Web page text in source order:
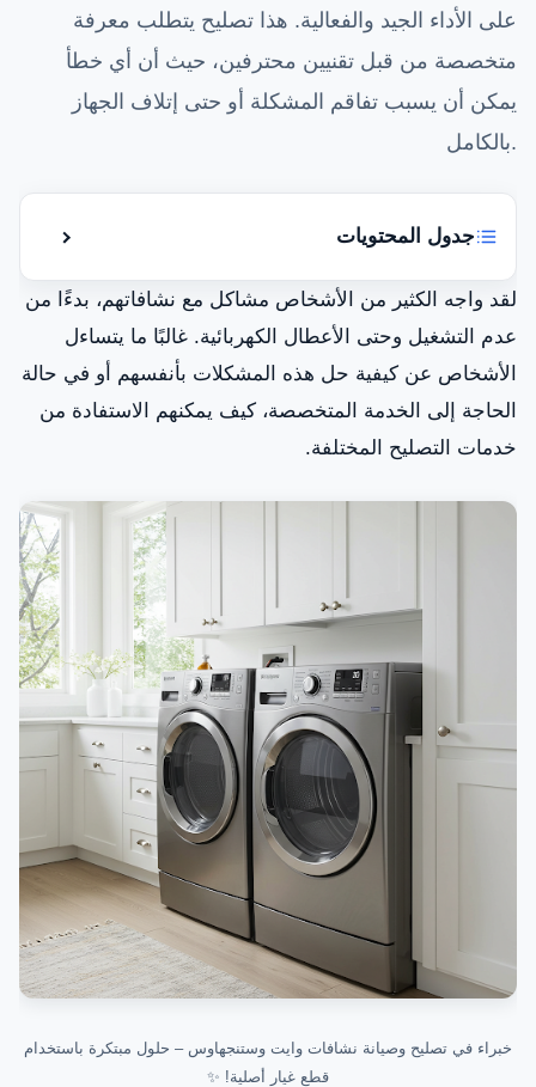
على الأداء الجيد والفعالية. هذا تصليح يتطلب معرفة
متخصصة من قبل تقنيين محترفين، حيث أن أي خطأ
يمكن أن يسبب تفاقم المشكلة أو حتى إتلاف الجهاز
بالكامل.
جدول المحتويات إظهار أو
أسباب اعطال وايت وستنجهاوس نشافات
خطوات تصليح نشافات وايت وستنجهاوس
كيفية الحفاظ على نشافتك بشكل صحيح
الختام
لقد واجه الكثير من الأشخاص مشاكل مع نشافاتهم، بدءًا من
عدم التشغيل وحتى الأعطال الكهربائية. غالبًا ما يتساءل
الأشخاص عن كيفية حل هذه المشكلات بأنفسهم أو في حالة
الحاجة إلى الخدمة المتخصصة، كيف يمكنهم الاستفادة من
خدمات التصليح المختلفة.
خبراء في تصليح وصيانة نشافات وايت وستنجهاوس – حلول مبتكرة باستخدام
قطع غيار أصلية! ✨